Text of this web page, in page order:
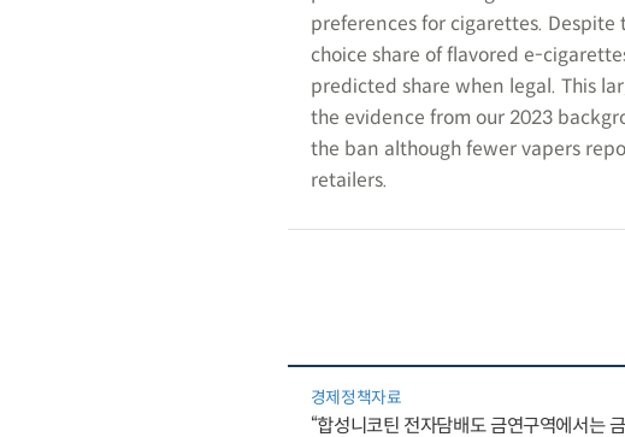
preferences for cigarettes.
choice share of flavored e-
predicted share when legal. This
the evidence from our 2023
the ban although fewer vapers
retailers.
경제정책자료
“합성니코틴 전자담배도 금연구역에서는